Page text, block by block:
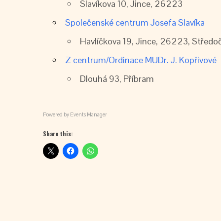
země
Eventful Locations?
Slavíkova 10, Jince, 26223
Společenské centrum Josefa Slavíka
Havlíčkova 19, Jince, 26223,
Z centrum/Ordinace MUDr. J. Kopřivové
Dlouhá 93, Příbram
Powered by Events Manager
Share this: